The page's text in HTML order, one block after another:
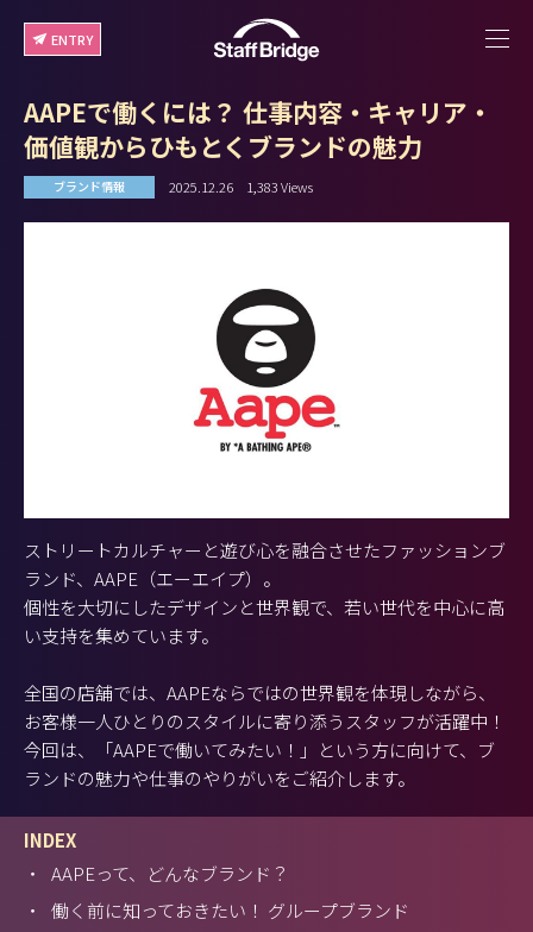
ENTRY
AAPEで働くには？ 仕事内容・キャリア・
価値観からひもとくブランドの魅力
ブランド情報 2025.12.26 1,383 Views
ストリートカルチャーと遊び心を融合させたファッションブ
ランド、AAPE（エーエイプ）。
個性を大切にしたデザインと世界観で、若い世代を中心に高
い支持を集めています。
全国の店舗では、AAPEならではの世界観を体現しながら、
お客様一人ひとりのスタイルに寄り添うスタッフが活躍中！
今回は、「AAPEで働いてみたい！」という方に向けて、ブ
ランドの魅力や仕事のやりがいをご紹介します。
INDEX
・
AAPEって、どんなブランド？
・
働く前に知っておきたい！ グループブランド